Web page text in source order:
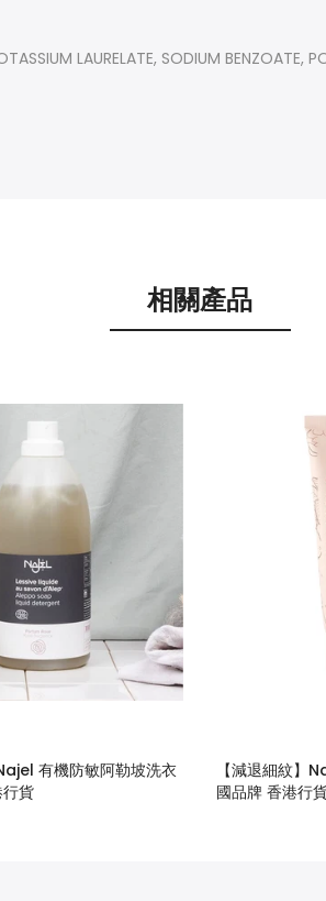
LAURELATE, SODIUM BENZOATE,
相關產品
有機防敏阿勒坡洗衣
貨
【減退細紋】
國品牌 香港行